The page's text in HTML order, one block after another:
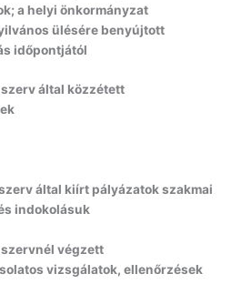
a helyi önkormányzat
ülésére benyújtott
időpontjától
által közzétett
által kiírt pályázatok szakmai
indokolásuk
végzett
vizsgálatok, ellenőrzések